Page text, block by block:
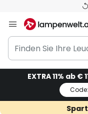
Inhalt
springen
Finden
Sie
Ihre
Leuchte...EXTRA 11% ab €
Code: